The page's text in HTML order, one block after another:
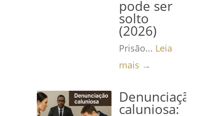
pode ser
solto
(2026)
Prisão... Leia
mais →
Denunciação
caluniosa: